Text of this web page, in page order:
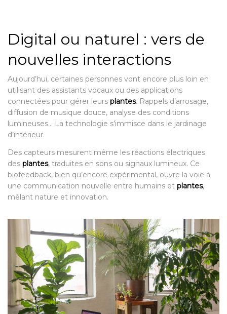
Digital ou naturel : vers de
nouvelles interactions
Aujourd’hui, certaines personnes vont encore plus loin en
utilisant des assistants vocaux ou des applications
connectées pour gérer leurs plantes. Rappels d’arrosage,
diffusion de musique douce, analyse des conditions
lumineuses… La technologie s’immisce dans le jardinage
d’intérieur.
Des capteurs mesurent même les réactions électriques
des plantes, traduites en sons ou signaux lumineux. Ce
biofeedback, bien qu’encore expérimental, ouvre la voie à
une communication nouvelle entre humains et plantes,
mêlant nature et innovation.